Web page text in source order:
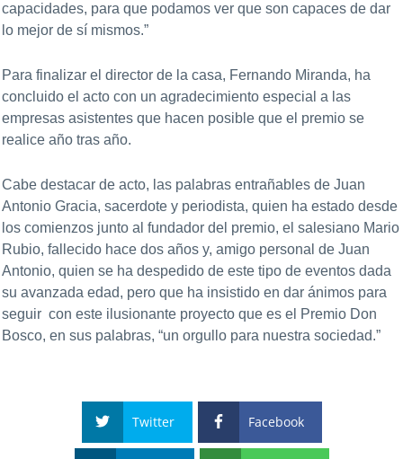
capacidades, para que podamos ver que son capaces de dar
lo mejor de sí mismos.”
Para finalizar el director de la casa, Fernando Miranda, ha
concluido el acto con un agradecimiento especial a las
empresas asistentes que hacen posible que el premio se
realice año tras año.
Cabe destacar de acto, las palabras entrañables de Juan
Antonio Gracia, sacerdote y periodista, quien ha estado desde
los comienzos junto al fundador del premio, el salesiano Mario
Rubio, fallecido hace dos años y, amigo personal de Juan
Antonio, quien se ha despedido de este tipo de eventos dada
su avanzada edad, pero que ha insistido en dar ánimos para
seguir con este ilusionante proyecto que es el Premio Don
Bosco, en sus palabras, “un orgullo para nuestra sociedad.”
Twitter Facebook